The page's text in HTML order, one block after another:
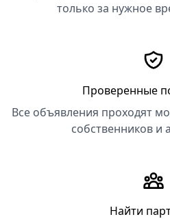
только за нужное
Проверенные
Все объявления проходят
собственников и
Найти